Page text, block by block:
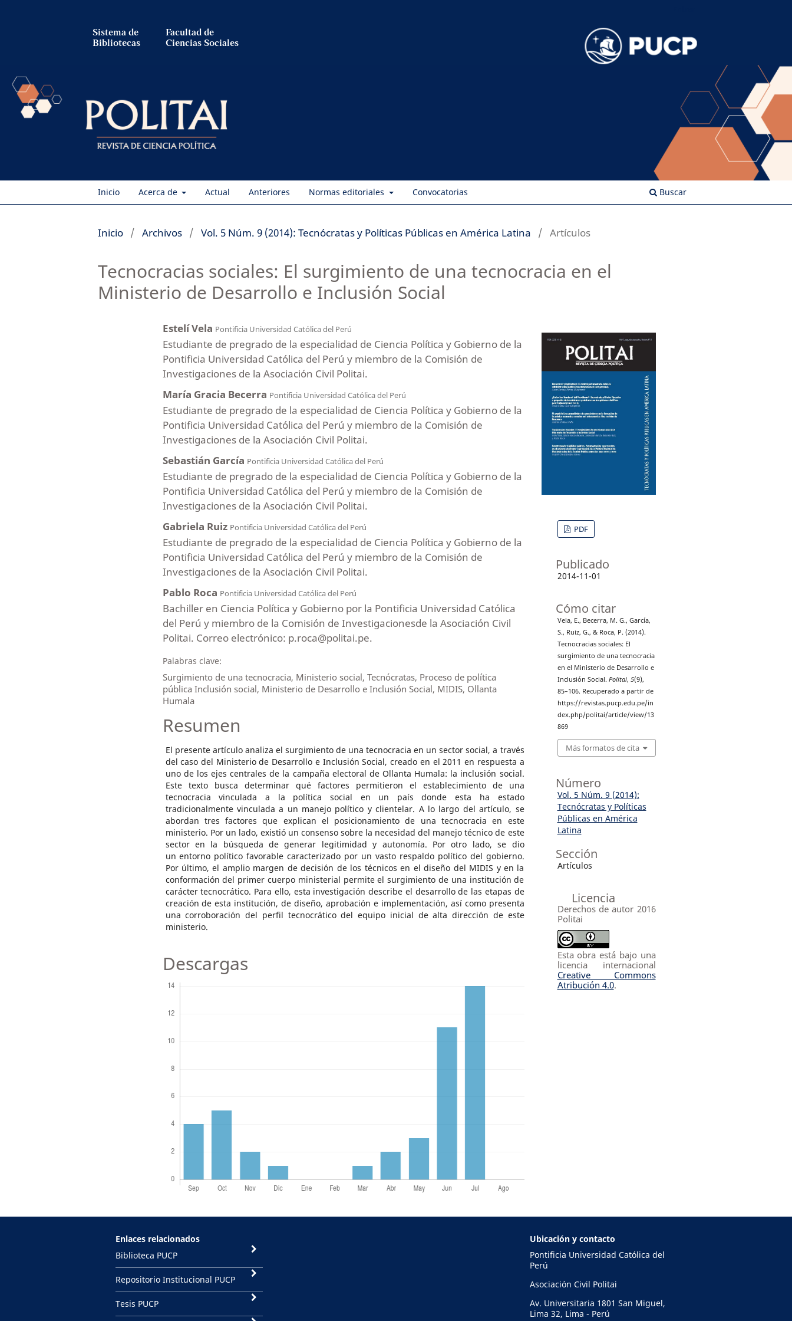
Sistema de
Bibliotecas
Facultad de
Ciencias Sociales
Inicio Acerca de Actual Anteriores Normas editoriales Convocatorias Buscar
Inicio / Archivos / Vol. 5 Núm. 9 (2014): Tecnócratas y Políticas Públicas en América Latina / Artículos
Tecnocracias sociales: El surgimiento de una tecnocracia en el
Ministerio de Desarrollo e Inclusión Social
Estelí Vela Pontificia Universidad Católica del Perú
Estudiante de pregrado de la especialidad de Ciencia Política y Gobierno de la
Pontificia Universidad Católica del Perú y miembro de la Comisión de
Investigaciones de la Asociación Civil Politai.
María Gracia Becerra Pontificia Universidad Católica del Perú
Estudiante de pregrado de la especialidad de Ciencia Política y Gobierno de la
Pontificia Universidad Católica del Perú y miembro de la Comisión de
Investigaciones de la Asociación Civil Politai.
Sebastián García Pontificia Universidad Católica del Perú
Estudiante de pregrado de la especialidad de Ciencia Política y Gobierno de la
Pontificia Universidad Católica del Perú y miembro de la Comisión de
Investigaciones de la Asociación Civil Politai.
Gabriela Ruiz Pontificia Universidad Católica del Perú
Estudiante de pregrado de la especialidad de Ciencia Política y Gobierno de la
Pontificia Universidad Católica del Perú y miembro de la Comisión de
Investigaciones de la Asociación Civil Politai.
Pablo Roca Pontificia Universidad Católica del Perú
Bachiller en Ciencia Política y Gobierno por la Pontificia Universidad Católica
del Perú y miembro de la Comisión de Investigacionesde la Asociación Civil
Politai. Correo electrónico: p.roca@politai.pe.
Palabras clave:
Surgimiento de una tecnocracia, Ministerio social, Tecnócratas, Proceso de política
pública Inclusión social, Ministerio de Desarrollo e Inclusión Social, MIDIS, Ollanta
Humala
Resumen
El presente artículo analiza el surgimiento de una tecnocracia en un sector social, a través
del caso del Ministerio de Desarrollo e Inclusión Social, creado en el 2011 en respuesta a
uno de los ejes centrales de la campaña electoral de Ollanta Humala: la inclusión social.
Este texto busca determinar qué factores permitieron el establecimiento de una
tecnocracia vinculada a la política social en un país donde esta ha estado
tradicionalmente vinculada a un manejo político y clientelar. A lo largo del artículo, se
abordan tres factores que explican el posicionamiento de una tecnocracia en este
ministerio. Por un lado, existió un consenso sobre la necesidad del manejo técnico de este
sector en la búsqueda de generar legitimidad y autonomía. Por otro lado, se dio
un entorno político favorable caracterizado por un vasto respaldo político del gobierno.
Por último, el amplio margen de decisión de los técnicos en el diseño del MIDIS y en la
conformación del primer cuerpo ministerial permite el surgimiento de una institución de
carácter tecnocrático. Para ello, esta investigación describe el desarrollo de las etapas de
creación de esta institución, de diseño, aprobación e implementación, así como presenta
una corroboración del perfil tecnocrático del equipo inicial de alta dirección de este
ministerio.
Descargas
PDF
Publicado
2014-11-01
Cómo citar
Vela, E., Becerra, M. G., García,
S., Ruiz, G., & Roca, P. (2014).
Tecnocracias sociales: El
surgimiento de una tecnocracia
en el Ministerio de Desarrollo e
Inclusión Social. Politai, 5(9),
85–106. Recuperado a partir de
https://revistas.pucp.edu.pe/in
dex.php/politai/article/view/13
869
Más formatos de cita
Número
Vol. 5 Núm. 9 (2014):
Tecnócratas y Políticas
Públicas en América
Latina
Sección
Artículos
Licencia
Derechos de autor 2016
Politai
Esta obra está bajo una
licencia internacional
Creative Commons
Atribución 4.0.
Enlaces relacionados
Biblioteca PUCP
Repositorio Institucional PUCP
Tesis PUCP
Ubicación y contacto
Pontificia Universidad Católica del
Perú
Asociación Civil Politai
Av. Universitaria 1801 San Miguel,
Lima 32, Lima - Perú